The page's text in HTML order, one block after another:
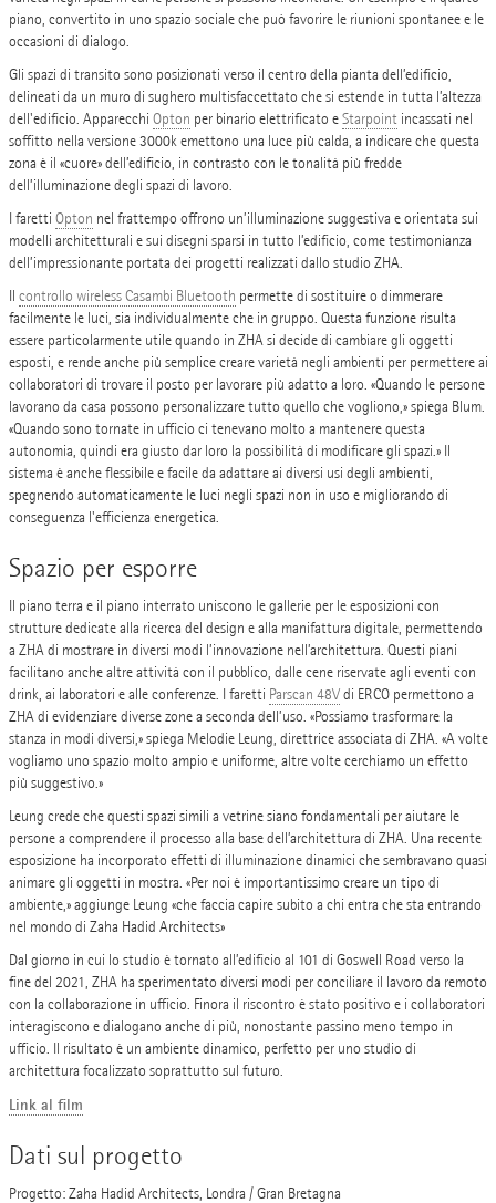
piano, convertito in uno spazio sociale che può favorire le riunioni spontanee e le
occasioni di dialogo.
Gli spazi di transito sono posizionati verso il centro della pianta dell’edificio,
delineati da un muro di sughero multisfaccettato che si estende in tutta l’altezza
dell'edificio. Apparecchi Opton per binario elettrificato eStarpointincassati nel
soffitto nella versione 3000k emettono una luce più calda, a indicare che questa
zona è il «cuore» dell’edificio, in contrasto con le tonalità più fredde
dell’illuminazione degli spazi di lavoro.
I faretti Opton nel frattempo offrono un’illuminazione suggestiva e orientata sui
modelli architetturali e sui disegni sparsi in tutto l’edificio, come testimonianza
dell’impressionante portata dei progetti realizzati dallo studio ZHA.
Il controllo wireless Casambi Bluetooth permette di sostituire o dimmerare
facilmente le luci, sia individualmente che in gruppo. Questa funzione risulta
essere particolarmente utile quando in ZHA si decide di cambiare gli oggetti
esposti, e rende anche più semplice creare varietà negli ambienti per permettere ai
collaboratori di trovare il posto per lavorare più adatto a loro. «Quando le persone
lavorano da casa possono personalizzare tutto quello che vogliono,» spiega Blum.
«Quando sono tornate in ufficio ci tenevano molto a mantenere questa
autonomia, quindi era giusto dar loro la possibilità di modificare gli spazi.» Il
sistema è anche flessibile e facile da adattare ai diversi usi degli ambienti,
spegnendo automaticamente le luci negli spazi non in uso e migliorando di
conseguenza l'efficienza energetica.
Spazio per esporre
Il piano terra e il piano interrato uniscono le gallerie per le esposizioni con
strutture dedicate alla ricerca del design e alla manifattura digitale, permettendo
a ZHA di mostrare in diversi modi l’innovazione nell’architettura. Questi piani
facilitano anche altre attività con il pubblico, dalle cene riservate agli eventi con
drink, ai laboratori e alle conferenze. I faretti Parscan 48Vdi ERCO permettono a
ZHA di evidenziare diverse zone a seconda dell’uso. «Possiamo trasformare la
stanza in modi diversi,» spiega Melodie Leung, direttrice associata di ZHA. «A volte
vogliamo uno spazio molto ampio e uniforme, altre volte cerchiamo un effetto
più suggestivo.»
Leung crede che questi spazi simili a vetrine siano fondamentali per aiutare le
persone a comprendere il processo alla base dell’architettura di ZHA. Una recente
esposizione ha incorporato effetti di illuminazione dinamici che sembravano quasi
animare gli oggetti in mostra. «Per noi è importantissimo creare un tipo di
ambiente,» aggiunge Leung «che faccia capire subito a chi entra che sta entrando
nel mondo di Zaha Hadid Architects»
Dal giorno in cui lo studio è tornato all’edificio al 101 di Goswell Road verso la
fine del 2021, ZHA ha sperimentato diversi modi per conciliare il lavoro da remoto
con la collaborazione in ufficio. Finora il riscontro è stato positivo e i collaboratori
interagiscono e dialogano anche di più, nonostante passino meno tempo in
ufficio. Il risultato è un ambiente dinamico, perfetto per uno studio di
architettura focalizzato soprattutto sul futuro.
Link al film
Dati sul progetto
Progetto: Zaha Hadid Architects, Londra / Gran Bretagna